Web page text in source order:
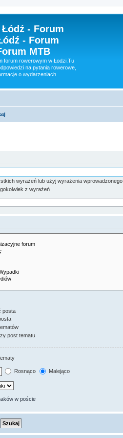
- Forum
- Forum
MTB
forum rowerowym w Łodzi.Tu
na pytania rowerowe,
o wydarzeniach
wyrażeń lub użyj wyrażenia wprowadzonego
z wyrażeń
posta
post tematu
Rosnąco Malejąco
w poście